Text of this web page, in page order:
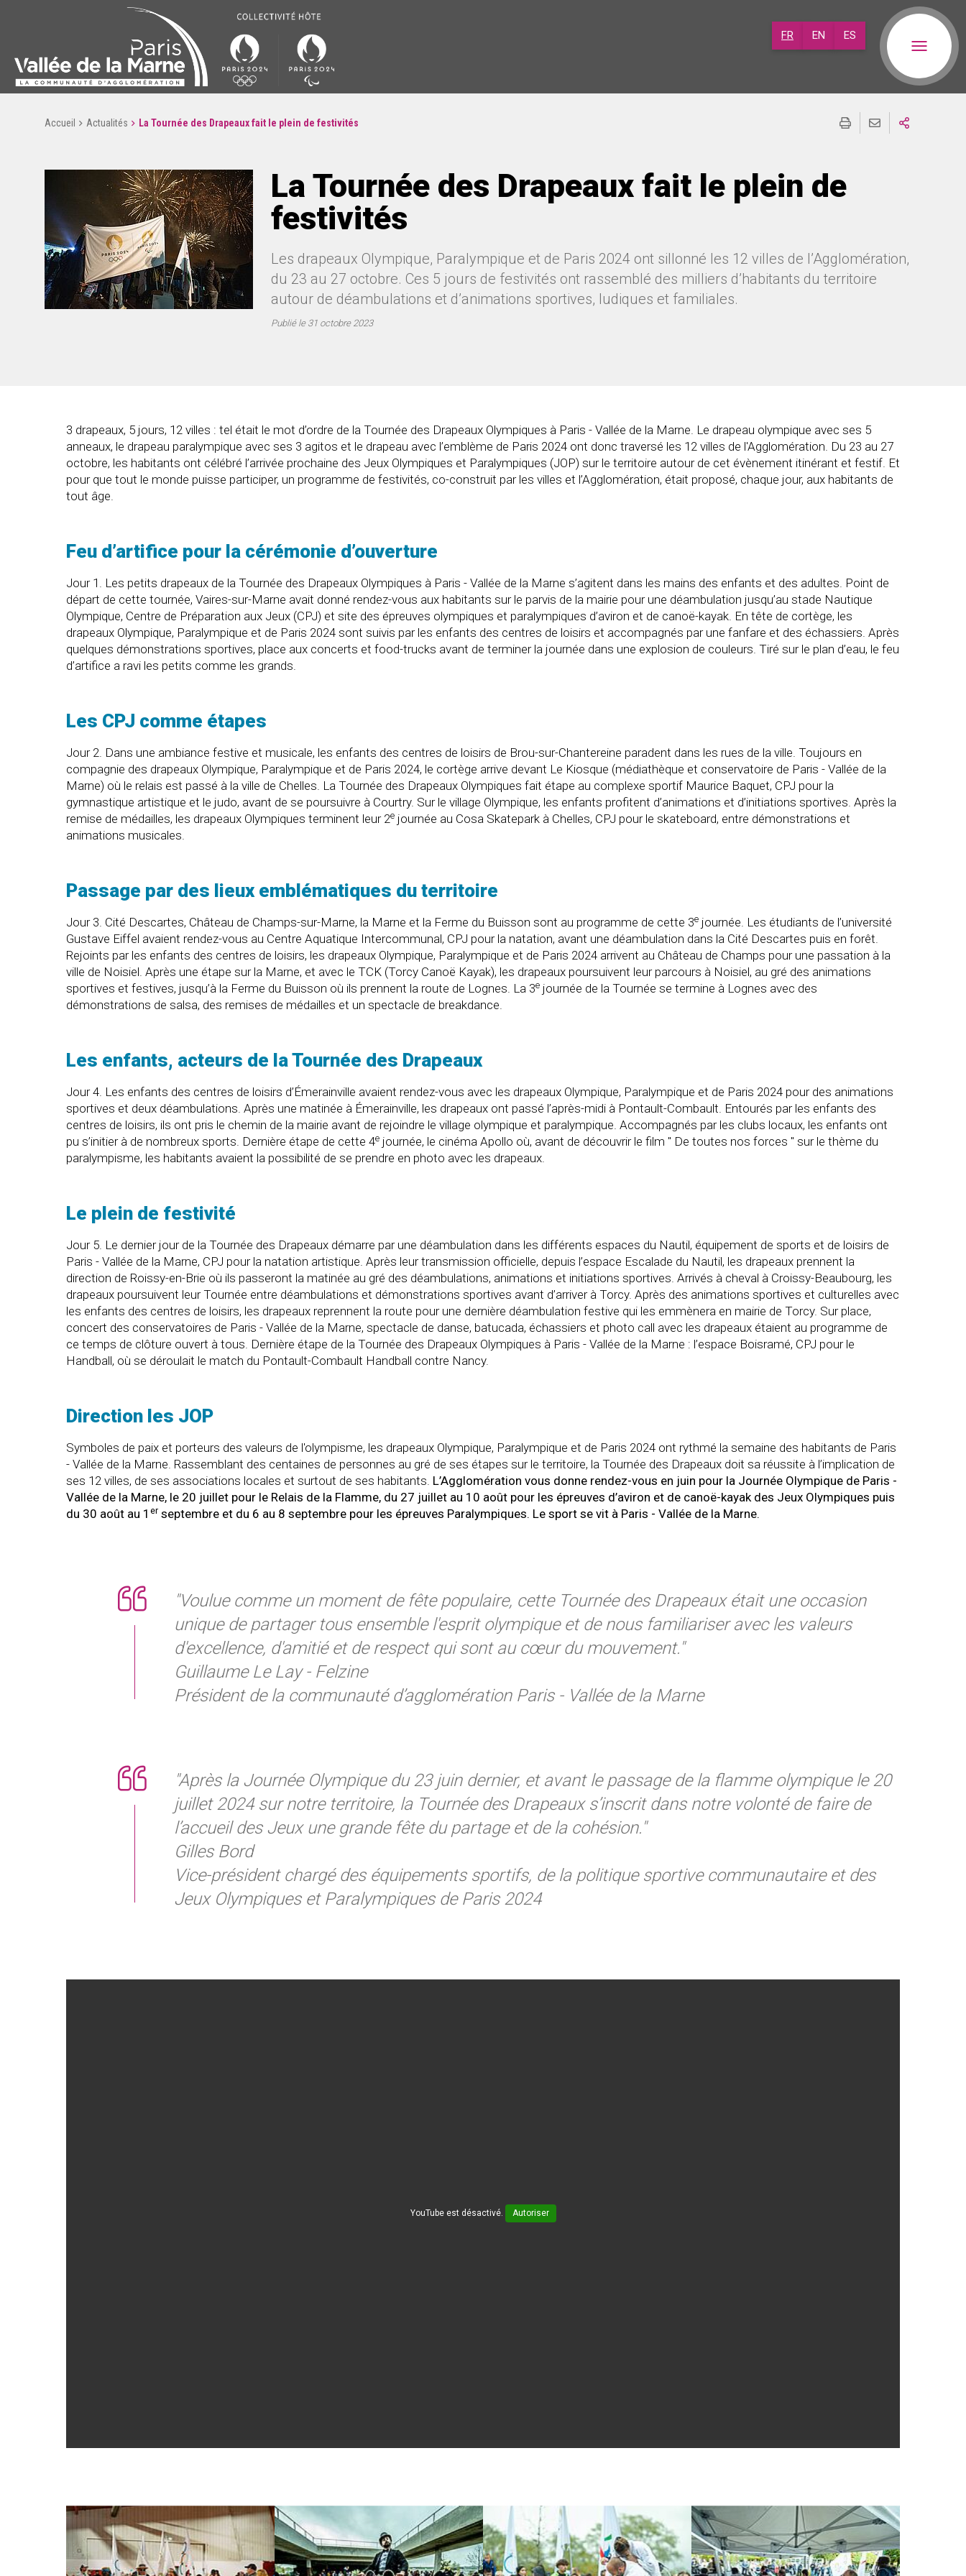
FR EN ES
Accueil Actualités La Tournée des Drapeaux fait le plein de festivités
La Tournée des Drapeaux fait le plein de
festivités
Les drapeaux Olympique, Paralympique et de Paris 2024 ont sillonné les 12 villes de l’Agglomération,
du 23 au 27 octobre. Ces 5 jours de festivités ont rassemblé des milliers d’habitants du territoire
autour de déambulations et d’animations sportives, ludiques et familiales.
Publié le31 octobre 2023
3 drapeaux, 5 jours, 12 villes : tel était le mot d’ordre de la Tournée des Drapeaux Olympiques à Paris - Vallée de la Marne. Le drapeau olympique avec ses 5
anneaux, le drapeau paralympique avec ses 3 agitos et le drapeau avec l’emblème de Paris 2024 ont donc traversé les 12 villes de l'Agglomération. Du 23 au 27
octobre, les habitants ont célébré l’arrivée prochaine des Jeux Olympiques et Paralympiques (JOP) sur le territoire autour de cet évènement itinérant et festif. Et
pour que tout le monde puisse participer, un programme de festivités, co-construit par les villes et l’Agglomération, était proposé, chaque jour, aux habitants de
tout âge.
Feu d’artifice pour la cérémonie d’ouverture
Jour 1. Les petits drapeaux de la Tournée des Drapeaux Olympiques à Paris - Vallée de la Marne s’agitent dans les mains des enfants et des adultes. Point de
départ de cette tournée, Vaires-sur-Marne avait donné rendez-vous aux habitants sur le parvis de la mairie pour une déambulation jusqu’au stade Nautique
Olympique, Centre de Préparation aux Jeux (CPJ) et site des épreuves olympiques et paralympiques d’aviron et de canoë-kayak. En tête de cortège, les
drapeaux Olympique, Paralympique et de Paris 2024 sont suivis par les enfants des centres de loisirs et accompagnés par une fanfare et des échassiers. Après
quelques démonstrations sportives, place aux concerts et food-trucks avant de terminer la journée dans une explosion de couleurs. Tiré sur le plan d’eau, le feu
d’artifice a ravi les petits comme les grands.
Les CPJ comme étapes
Jour 2. Dans une ambiance festive et musicale, les enfants des centres de loisirs de Brou-sur-Chantereine paradent dans les rues de la ville. Toujours en
compagnie des drapeaux Olympique, Paralympique et de Paris 2024, le cortège arrive devant Le Kiosque (médiathèque et conservatoire de Paris - Vallée de la
Marne) où le relais est passé à la ville de Chelles. La Tournée des Drapeaux Olympiques fait étape au complexe sportif Maurice Baquet, CPJ pour la
gymnastique artistique et le judo, avant de se poursuivre à Courtry. Sur le village Olympique, les enfants profitent d’animations et d’initiations sportives. Après la
remise de médailles, les drapeaux Olympiques terminent leur 2e journée au Cosa Skatepark à Chelles, CPJ pour le skateboard, entre démonstrations et
animations musicales.
Passage par des lieux emblématiques du territoire
Jour 3. Cité Descartes, Château de Champs-sur-Marne, la Marne et la Ferme du Buisson sont au programme de cette 3e journée. Les étudiants de l’université
Gustave Eiffel avaient rendez-vous au Centre Aquatique Intercommunal, CPJ pour la natation, avant une déambulation dans la Cité Descartes puis en forêt.
Rejoints par les enfants des centres de loisirs, les drapeaux Olympique, Paralympique et de Paris 2024 arrivent au Château de Champs pour une passation à la
ville de Noisiel. Après une étape sur la Marne, et avec le TCK (Torcy Canoë Kayak), les drapeaux poursuivent leur parcours à Noisiel, au gré des animations
sportives et festives, jusqu’à la Ferme du Buisson où ils prennent la route de Lognes. La 3e journée de la Tournée se termine à Lognes avec des
démonstrations de salsa, des remises de médailles et un spectacle de breakdance.
Les enfants, acteurs de la Tournée des Drapeaux
Jour 4. Les enfants des centres de loisirs d’Émerainville avaient rendez-vous avec les drapeaux Olympique, Paralympique et de Paris 2024 pour des animations
sportives et deux déambulations. Après une matinée à Émerainville, les drapeaux ont passé l’après-midi à Pontault-Combault. Entourés par les enfants des
centres de loisirs, ils ont pris le chemin de la mairie avant de rejoindre le village olympique et paralympique. Accompagnés par les clubs locaux, les enfants ont
pu s’initier à de nombreux sports. Dernière étape de cette 4e journée, le cinéma Apollo où, avant de découvrir le film " De toutes nos forces " sur le thème du
paralympisme, les habitants avaient la possibilité de se prendre en photo avec les drapeaux.
Le plein de festivité
Jour 5. Le dernier jour de la Tournée des Drapeaux démarre par une déambulation dans les différents espaces du Nautil, équipement de sports et de loisirs de
Paris - Vallée de la Marne, CPJ pour la natation artistique. Après leur transmission officielle, depuis l’espace Escalade du Nautil, les drapeaux prennent la
direction de Roissy-en-Brie où ils passeront la matinée au gré des déambulations, animations et initiations sportives. Arrivés à cheval à Croissy-Beaubourg, les
drapeaux poursuivent leur Tournée entre déambulations et démonstrations sportives avant d’arriver à Torcy. Après des animations sportives et culturelles avec
les enfants des centres de loisirs, les drapeaux reprennent la route pour une dernière déambulation festive qui les emmènera en mairie de Torcy. Sur place,
concert des conservatoires de Paris - Vallée de la Marne, spectacle de danse, batucada, échassiers et photo call avec les drapeaux étaient au programme de
ce temps de clôture ouvert à tous. Dernière étape de la Tournée des Drapeaux Olympiques à Paris - Vallée de la Marne : l’espace Boisramé, CPJ pour le
Handball, où se déroulait le match du Pontault-Combault Handball contre Nancy.
Direction les JOP
Symboles de paix et porteurs des valeurs de l'olympisme, les drapeaux Olympique, Paralympique et de Paris 2024 ont rythmé la semaine des habitants de Paris
- Vallée de la Marne. Rassemblant des centaines de personnes au gré de ses étapes sur le territoire, la Tournée des Drapeaux doit sa réussite à l’implication de
ses 12 villes, de ses associations locales et surtout de ses habitants. L’Agglomération vous donne rendez-vous en juin pour la Journée Olympique de Paris -
Vallée de la Marne, le 20 juillet pour le Relais de la Flamme, du 27 juillet au 10 août pour les épreuves d’aviron et de canoë-kayak des Jeux Olympiques puis
du 30 août au 1 erseptembre et du 6 au 8 septembre pour les épreuves Paralympiques. Le sport se vit à Paris - Vallée de la Marne.
"Voulue comme un moment de fête populaire, cette Tournée des Drapeaux était une occasion
unique de partager tous ensemble l'esprit olympique et de nous familiariser avec les valeurs
d'excellence, d'amitié et de respect qui sont au cœur du mouvement."
Guillaume Le Lay - Felzine
Président de la communauté d’agglomération Paris - Vallée de la Marne
"Après la Journée Olympique du 23 juin dernier, et avant le passage de la flamme olympique le 20
juillet 2024 sur notre territoire, la Tournée des Drapeaux s’inscrit dans notre volonté de faire de
l’accueil des Jeux une grande fête du partage et de la cohésion."
Gilles Bord
Vice-président chargé des équipements sportifs, de la politique sportive communautaire et des
Jeux Olympiques et Paralympiques de Paris 2024
YouTube est désactivé. Autoriser